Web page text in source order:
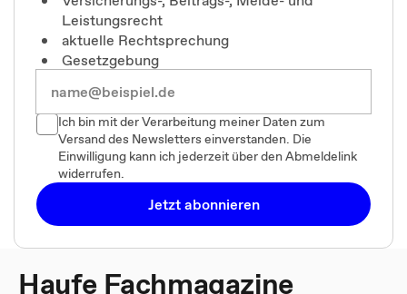
Leistungsrecht
aktuelle Rechtsprechung
Gesetzgebung
Ich bin mit der Verarbeitung meiner Daten zum
Versand des Newsletters einverstanden. Die
Einwilligung kann ich jederzeit über den Abmeldelink
widerrufen.
Jetzt abonnieren
Haufe Fachmagazine